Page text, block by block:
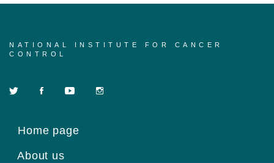
NATIONAL INSTITUTE FOR CANCER
CONTROL
Home page
About us